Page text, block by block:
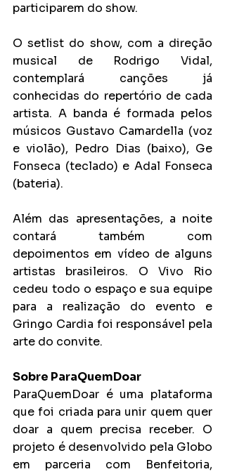
participarem do show.
O setlist do show, com a direção
musical de Rodrigo Vidal,
contemplará canções já
conhecidas do repertório de cada
artista. A banda é formada pelos
músicos Gustavo Camardella (voz
e violão), Pedro Dias (baixo), Ge
Fonseca (teclado) e Adal Fonseca
(bateria).
Além das apresentações, a noite
contará também com
depoimentos em vídeo de alguns
artistas brasileiros. O Vivo Rio
cedeu todo o espaço e sua equipe
para a realização do evento e
Gringo Cardia foi responsável pela
arte do convite.
Sobre ParaQuemDoar
ParaQuemDoar é uma plataforma
que foi criada para unir quem quer
doar a quem precisa receber. O
projeto é desenvolvido pela Globo
em parceria com Benfeitoria,